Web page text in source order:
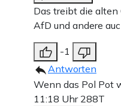
Das treibt die alten
AfD und andere
-1
Antworten
Wenn das Pol Pot
11:18 Uhr 288T